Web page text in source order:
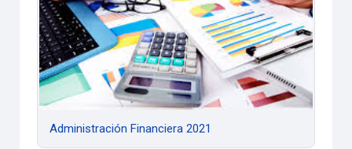
Administración Financiera 2021